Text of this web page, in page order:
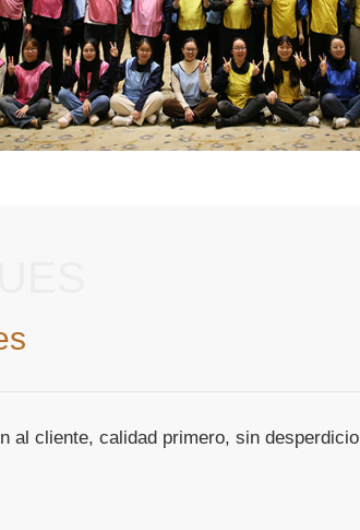
al cliente, calidad primero, sin desperdicio